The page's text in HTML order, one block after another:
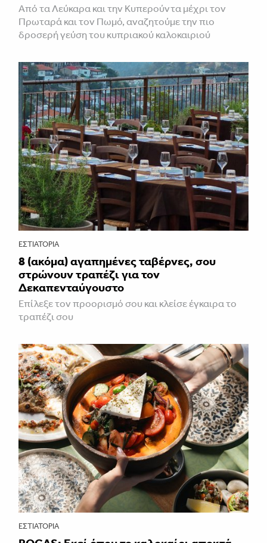
Από τα Λεύκαρα και την Κυπερούντα μέχρι τον
Πρωταρά και τον Πωμό, αναζητούμε την πιο
δροσερή γεύση του κυπριακού καλοκαιριού
ΕΣΤΙΑΤΌΡΙΑ
8 (ακόμα) αγαπημένες ταβέρνες, σου
στρώνουν τραπέζι για τον
Δεκαπενταύγουστο
Επίλεξε τον προορισμό σου και κλείσε έγκαιρα το
τραπέζι σου
ΕΣΤΙΑΤΌΡΙΑ